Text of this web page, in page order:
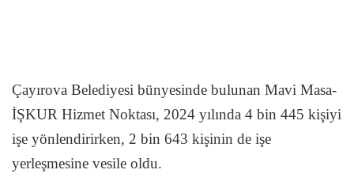
Çayırova Belediyesi bünyesinde bulunan Mavi Masa-
İŞKUR Hizmet Noktası, 2024 yılında 4 bin 445 kişiyi
işe yönlendirirken, 2 bin 643 kişinin de işe
yerleşmesine vesile oldu.